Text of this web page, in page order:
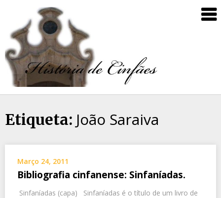
Etiqueta: João Saraiva
Março 24, 2011
Bibliografia cinfanense: Sinfaníadas.
Sinfaníadas (capa) Sinfaníadas é o título de um livro de